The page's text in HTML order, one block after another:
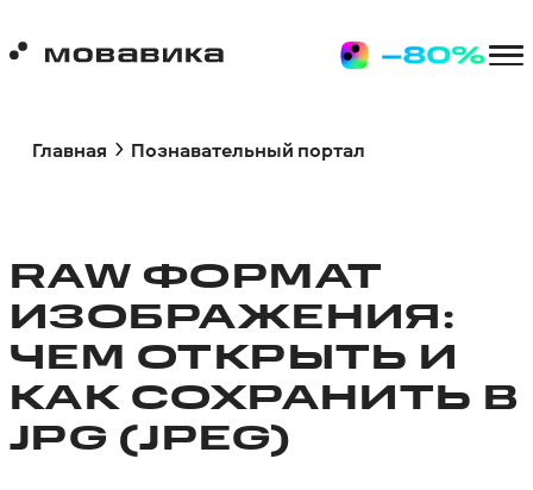
Главная Познавательный портал
RAW ФОРМАТ
ИЗОБРАЖЕНИЯ:
ЧЕМ ОТКРЫТЬ И
КАК СОХРАНИТЬ В
JPG (JPEG)